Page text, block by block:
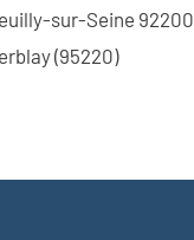
sur-Seine 92200
(95220)